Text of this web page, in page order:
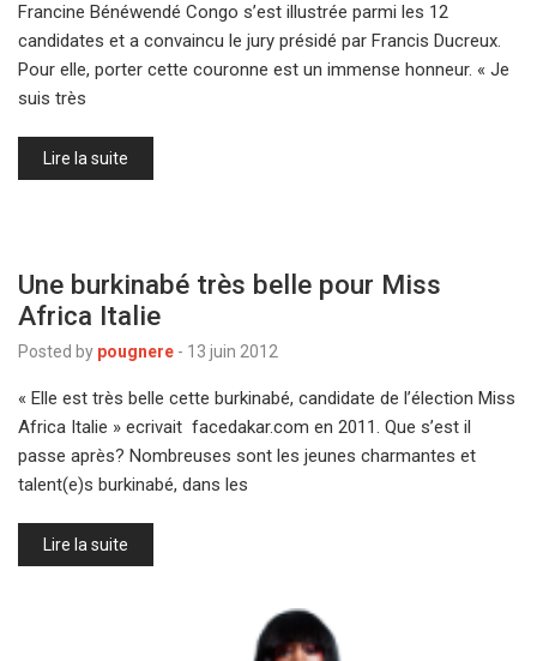
Francine Bénéwendé Congo s’est illustrée parmi les 12
candidates et a convaincu le jury présidé par Francis Ducreux.
Pour elle, porter cette couronne est un immense honneur. « Je
suis très
Lire la suite
Une burkinabé très belle pour Miss
Africa Italie
Posted by pougnere - 13 juin 2012
« Elle est très belle cette burkinabé, candidate de l’élection Miss
Africa Italie » ecrivait facedakar.com en 2011. Que s’est il
passe après? Nombreuses sont les jeunes charmantes et
talent(e)s burkinabé, dans les
Lire la suite